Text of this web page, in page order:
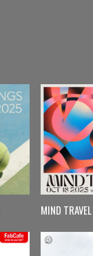
MIND TRAVEL